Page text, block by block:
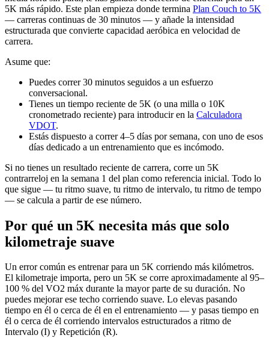
5K más rápido. Este plan empieza donde termina Plan Couch to 5K
— carreras continuas de 30 minutos — y añade la intensidad
estructurada que convierte capacidad aeróbica en velocidad de
carrera.
Asume que:
Puedes correr 30 minutos seguidos a un esfuerzo
conversacional.
Tienes un tiempo reciente de 5K (o una milla o 10K
cronometrado reciente) para introducir en la Calculadora
VDOT.
Estás dispuesto a correr 4–5 días por semana, con uno de esos
días dedicado a un entrenamiento que es incómodo.
Si no tienes un resultado reciente de carrera, corre un 5K
contrarreloj en la semana 1 del plan como referencia inicial. Todo lo
que sigue — tu ritmo suave, tu ritmo de intervalo, tu ritmo de tempo
— se calcula a partir de ese número.
Por qué un 5K necesita más que solo
kilometraje suave
Un error común es entrenar para un 5K corriendo más kilómetros.
El kilometraje importa, pero un 5K se corre aproximadamente al 95–
100 % del VO2 máx durante la mayor parte de su duración. No
puedes mejorar ese techo corriendo suave. Lo elevas pasando
tiempo en él o cerca de él en el entrenamiento — y pasas tiempo en
él o cerca de él corriendo intervalos estructurados a ritmo de
Intervalo (I) y Repetición (R).